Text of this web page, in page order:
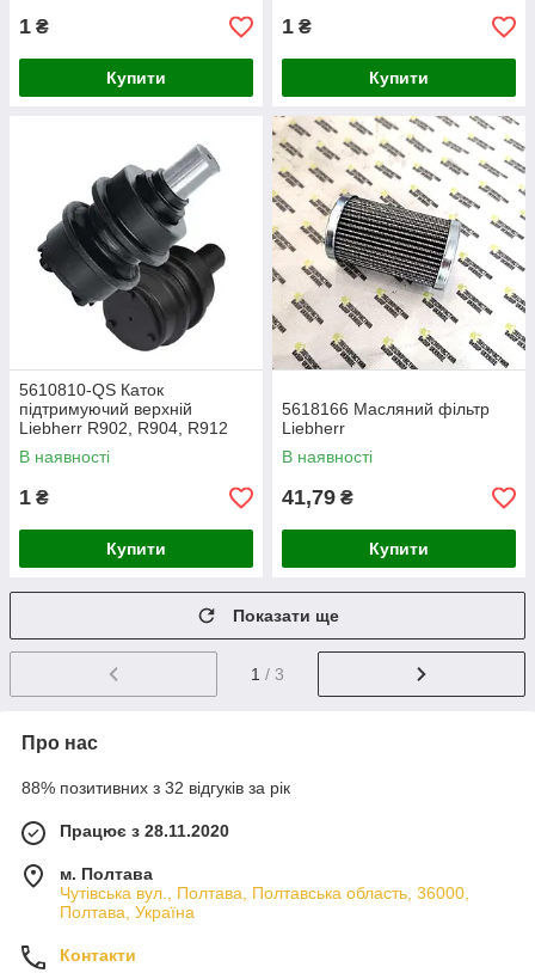
1 ₴
Купити
1 ₴
Купити
5610810-QS Каток
підтримуючий верхній
Liebherr R902, R904, R912
В наявності
1 ₴
Купити
5618166 Масляний фільтр
Liebherr
В наявності
41,79 ₴
Купити
Показати ще
1 / 3
Про нас
88% позитивних з 32 відгуків за рік
Працює з 28.11.2020
м. Полтава
Чутівська вул., Полтава, Полтавська область, 36000,
Полтава, Україна
Контакти